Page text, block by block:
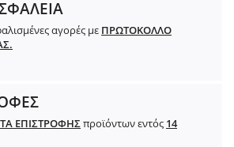
αγορές με ΠΡΩΤΟΚΟΛΛΟ
ΕΠΙΣΤΡΟΦΗΣπροϊόντων εντός 14